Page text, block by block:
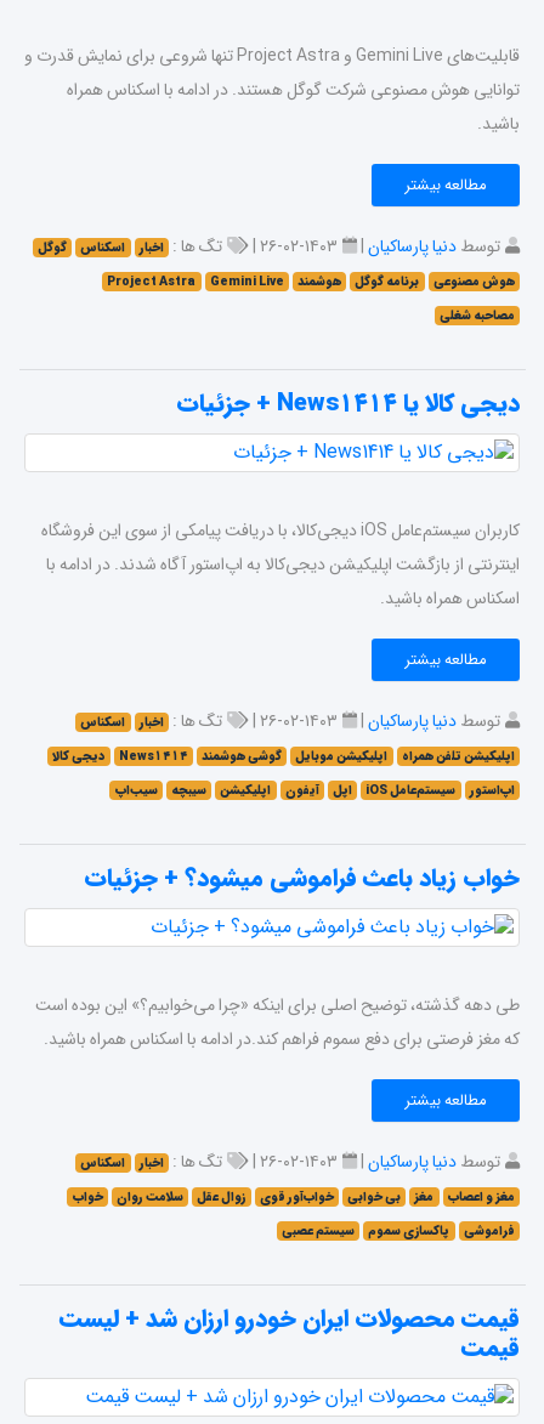
قابلیت‌های Gemini Live و Project Astra تنها شروعی برای نمایش قدرت و
توانایی هوش مصنوعی شرکت گوگل هستند. در ادامه با اسکناس همراه
باشید.
مطالعه بیشتر
توسطدنیا پارساکیان| ۱۴۰۳-۰۲-۲۶ | تگ ها : اخبار اسکناس
گوگل
هوش مصنوعی
برنامه گوگل هوشمند Gemini Live
Project Astra
مصاحبه شغلی
دیجی کالا یا News۱۴۱۴ + جزئیات
کاربران سیستم‌عامل iOS دیجی‌کالا، با دریافت پیامکی از سوی این فروشگاه
اینترنتی از بازگشت اپلیکیشن دیجی‌کالا به اپ‌استور آگاه شدند. در ادامه با
اسکناس همراه باشید.
مطالعه بیشتر
توسطدنیا پارساکیان| ۱۴۰۳-۰۲-۲۶ | تگ ها : اخبار
اسکناس
اپلیکیشن تلفن همراه
اپلیکیشن موبایل گوشی هوشمند News۱۴۱۴
دیجی کالا
اپ‌استور
سیستم‌عامل iOS اپل آیفون اپلیکیشن سیبچه سیب‌اپ
خواب زیاد باعث فراموشی میشود؟ + جزئیات
طی دهه گذشته، توضیح اصلی برای اینکه «چرا می‌خوابیم؟» این بوده است
که مغز فرصتی برای دفع سموم فراهم کند.در ادامه با اسکناس همراه باشید.
مطالعه بیشتر
توسطدنیا پارساکیان| ۱۴۰۳-۰۲-۲۶ | تگ ها : اخبار
اسکناس
مغز و اعصاب
مغز بی خوابی خواب‌آور قوی زوال عقل سلامت روان
خواب
فراموشی
پاکسازی سموم سیستم عصبی
قیمت محصولات ایران خودرو ارزان شد + لیست
قیمت